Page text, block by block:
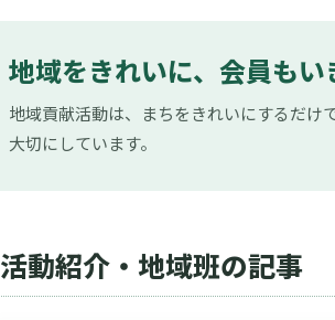
地域をきれいに、会員もい
地域貢献活動は、まちをきれいにするだけ
大切にしています。
活動紹介・地域班の記事